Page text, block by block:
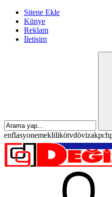
Sitene Ekle
Künye
Reklam
İletişim
enflasyonemeklilikötvdövizakp